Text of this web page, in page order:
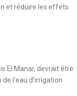
et réduire les effets
El Manar, devrait être
l’eau d’irrigation